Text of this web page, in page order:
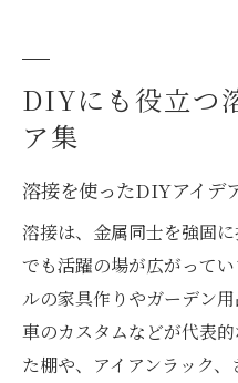
DIYにも役立つ
ア集
溶接を使ったDIYアイデ
溶接は、金属同士を強固
でも活躍の場が広がって
ルの家具作りやガーデン
車のカスタムなどが代表
た棚や、アイアンラック